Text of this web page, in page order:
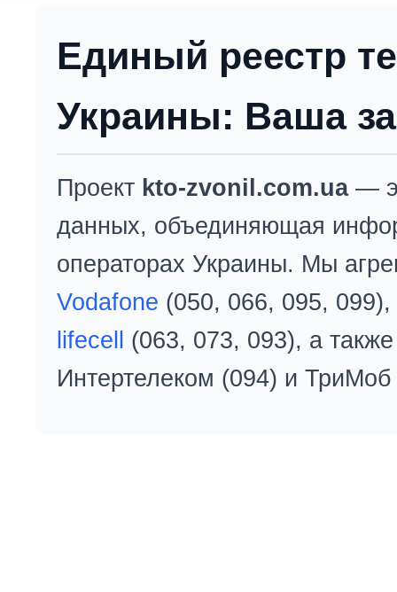
Единый реестр
Украины: Ваша
Проект kto-zvonil.com.ua—
данных, объединяющая
операторах Украины. Мы
Vodafone (050, 066, 095, 099),
lifecell
(063, 073, 093), а
Интертелеком (094) и ТриМоб